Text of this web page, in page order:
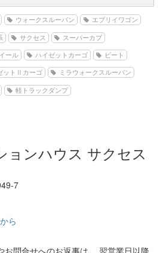
ウォークスルーバン
エブリイワゴン
サクセス
スーパーカブ
ール ハイゼットカーゴ
ビート
ットⅡカーゴ
ミラウォークスルーバン
軽トラックダンプ
ョンハウス サクセス
7
ら